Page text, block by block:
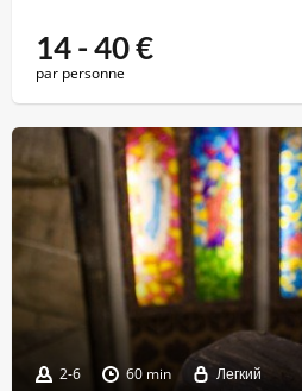
14 - 40€
par personne
2-6 60 min Легкий